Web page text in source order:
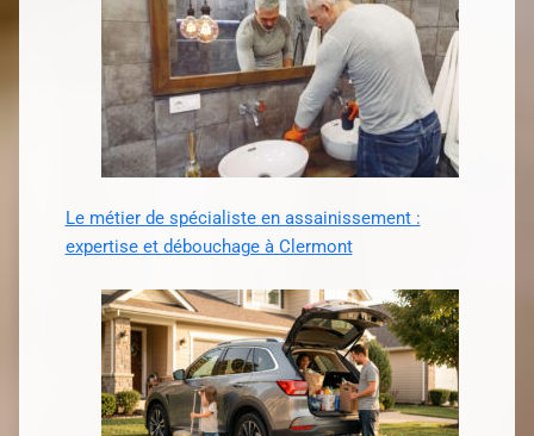
Le métier de spécialiste en assainissement :
expertise et débouchage à Clermont